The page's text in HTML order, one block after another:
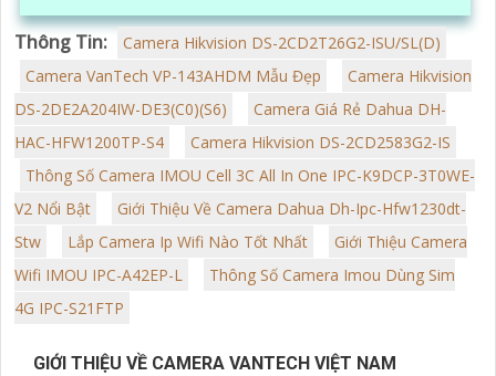
Thông Tin:
Camera Hikvision DS-2CD2T26G2-ISU/SL(D)
Camera VanTech VP-143AHDM Mẫu Đẹp
Camera Hikvision
DS-2DE2A204IW-DE3(C0)(S6)
Camera Giá Rẻ Dahua DH-
HAC-HFW1200TP-S4
Camera Hikvision DS-2CD2583G2-IS
Thông Số Camera IMOU Cell 3C All In One IPC-K9DCP-3T0WE-
V2 Nổi Bật
Giới Thiệu Về Camera Dahua Dh-Ipc-Hfw1230dt-
Stw
Lắp Camera Ip Wifi Nào Tốt Nhất
Giới Thiệu Camera
Wifi IMOU IPC-A42EP-L
Thông Số Camera Imou Dùng Sim
4G IPC-S21FTP
GIỚI THIỆU VỀ CAMERA VANTECH VIỆT NAM